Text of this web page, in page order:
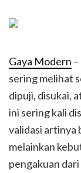
Gaya Modern
sering melihat
dipuji, disukai,
ini sering kali
validasi artinya
melainkan
pengakuan